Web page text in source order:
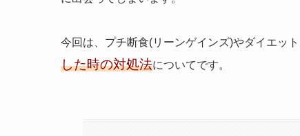
今回は、プチ断食(リーンゲインズ)やダイエッ
した時の対処法についてです。